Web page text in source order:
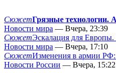
СюжетГрязные
Новости мира — Вчера, 23:39
СюжетЭскалация для
Новости мира — Вчера, 17:10
СюжетИзменения в армии РФ:
Новости России — Вчера, 15:22